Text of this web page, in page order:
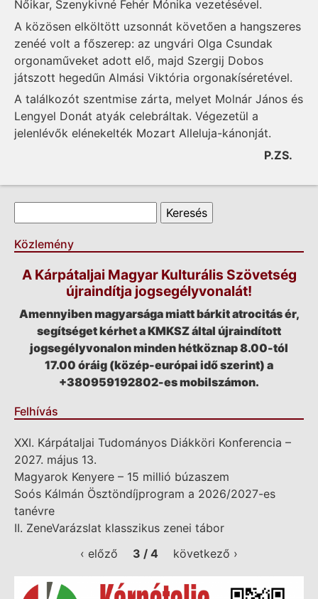
Nőikar, Szenykivné Fehér Mónika vezetésével.
A közösen elköltött uzsonnát követően a hangszeres
zenéé volt a főszerep: az ungvári Olga Csundak
orgonaműveket adott elő, majd Szergij Dobos
játszott hegedűn Almási Viktória orgonakíséretével.
A találkozót szentmise zárta, melyet Molnár János és
Lengyel Donát atyák celebráltak. Végezetül a
jelenlévők elénekelték Mozart Alleluja-kánonját.
P.ZS.
Keresés űrlap
Keresés
Közlemény
A Kárpátaljai Magyar Kulturális Szövetség
újraindítja jogsegélyvonalát!
Amennyiben magyarsága miatt bárkit atrocitás ér,
segítséget kérhet a KMKSZ által újraindított
jogsegélyvonalon minden hétköznap 8.00-tól
17.00 óráig (közép-európai idő szerint) a
+380959192802-es mobilszámon.
Felhívás
XXI. Kárpátaljai Tudományos Diákköri Konferencia –
2027. május 13.
Magyarok Kenyere – 15 millió búzaszem
Soós Kálmán Ösztöndíjprogram a 2026/2027-es
tanévre
II. ZeneVarázslat klasszikus zenei tábor
‹ előző
3 / 4 következő ›